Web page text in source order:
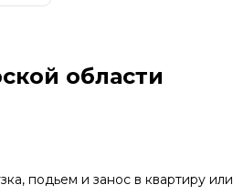
области
подьем и занос в квартиру